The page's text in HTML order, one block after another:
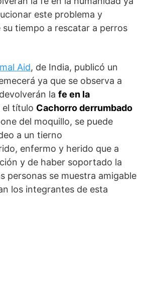
este problema y
tiempo a rescatar a perros
Aid, de India, publicó un
ya que se observa a
la fe en la
el título Cachorro derrumbado
del moquillo, se puede
a un tierno
enfermo y herido que a
y de haber soportado la
personas se muestra amigable
los integrantes de esta